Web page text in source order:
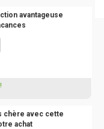
avantageuse
chère avec cette
achat